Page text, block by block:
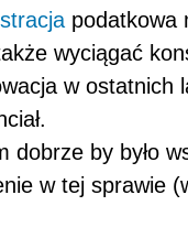
podatkowa
wyciągać
w
dobrze by było
w tej sprawie